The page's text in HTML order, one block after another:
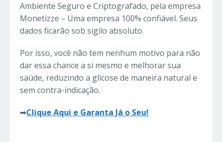
Ambiente Seguro e Criptografado, pela empresa
Monetizze – Uma empresa 100% confiável. Seus
dados ficarão sob sigilo absoluto.
Por isso, você não tem nenhum motivo para não
dar essa chance a si mesmo e melhorar sua
saúde, reduzindo a glicose de maneira natural e
sem contra-indicação.
➡Clique Aqui e Garanta Já o Seu!